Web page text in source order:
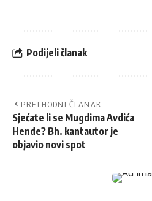
Podijeli članak
PRETHODNI ČLANAK
Sjećate li se Mugdima Avdića
Hende? Bh. kantautor je
objavio novi spot